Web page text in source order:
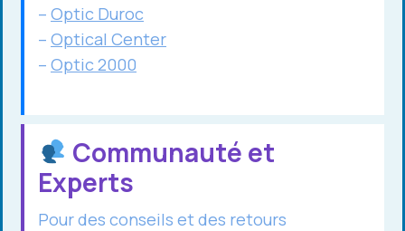
– Optic Duroc
– Optical Center
– Optic 2000
Communauté et
Experts
Pour des conseils et des retours